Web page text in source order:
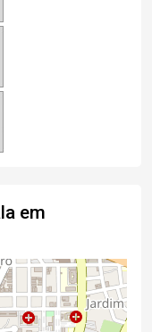
em